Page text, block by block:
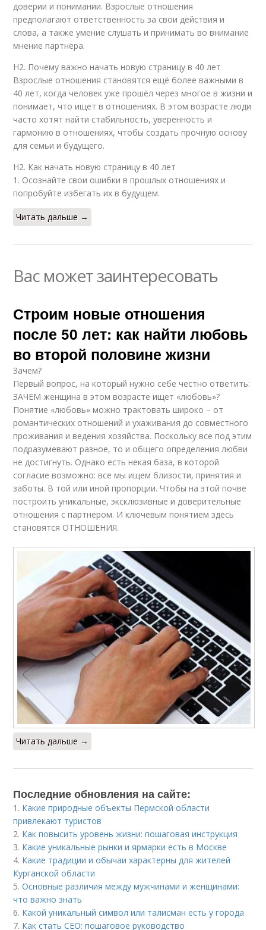
доверии и понимании. Взрослые отношения
предполагают ответственность за свои действия и
слова, а также умение слушать и принимать во внимание
мнение партнёра.
H2. Почему важно начать новую страницу в 40 лет
Взрослые отношения становятся ещё более важными в
40 лет, когда человек уже прошёл через многое в жизни и
понимает, что ищет в отношениях. В этом возрасте люди
часто хотят найти стабильность, уверенность и
гармонию в отношениях, чтобы создать прочную основу
для семьи и будущего.
H2. Как начать новую страницу в 40 лет
1. Осознайте свои ошибки в прошлых отношениях и
попробуйте избегать их в будущем.
Читать дальше →
Вас может заинтересовать
Строим новые отношения
после 50 лет: как найти любовь
во второй половине жизни
Зачем?
Первый вопрос, на который нужно себе честно ответить:
ЗАЧЕМ женщина в этом возрасте ищет «любовь»?
Понятие «любовь» можно трактовать широко – от
романтических отношений и ухаживания до совместного
проживания и ведения хозяйства. Поскольку все под этим
подразумевают разное, то и общего определения любви
не достигнуть. Однако есть некая база, в которой
согласие возможно: все мы ищем близости, принятия и
заботы. В той или иной пропорции. Чтобы на этой почве
построить уникальные, эксклюзивные и доверительные
отношения с партнером. И ключевым понятием здесь
становятся ОТНОШЕНИЯ.
Читать дальше →
Последние обновления на сайте:
1. Какие природные объекты Пермской области
привлекают туристов
2. Как повысить уровень жизни: пошаговая инструкция
3. Какие уникальные рынки и ярмарки есть в Москве
4. Какие традиции и обычаи характерны для жителей
Курганской области
5.Основные различия между мужчинами и женщинами:
что важно знать
6. Какой уникальный символ или талисман есть у города
7. Как стать CEO: пошаговое руководство